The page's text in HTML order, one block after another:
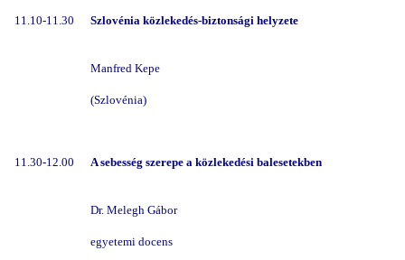
11.10-11.30 Szlovénia közlekedés-biztonsági helyzete
Manfred Kepe
(Szlovénia)
11.30-12.00 A sebesség szerepe a közlekedési balesetekben
Dr. Melegh Gábor
egyetemi docens